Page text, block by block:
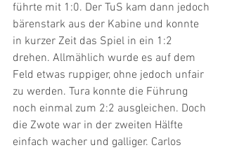
führte mit 1:0. Der TuS kam dann jedoch
bärenstark aus der Kabine und konnte
in kurzer Zeit das Spiel in ein 1:2
drehen. Allmählich wurde es auf dem
Feld etwas ruppiger, ohne jedoch unfair
zu werden. Tura konnte die Führung
noch einmal zum 2:2 ausgleichen. Doch
die Zwote war in der zweiten Hälfte
einfach wacher und galliger. Carlos